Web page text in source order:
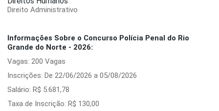
Direito Administrativo
Informações Sobre o Concurso Polícia Penal do Rio
Grande do Norte - 2026:
Vagas: 200 Vagas
Inscrições: De 22/06/2026 a 05/08/2026
Salário: R$ 5.681,78
Taxa de Inscrição: R$ 130,00